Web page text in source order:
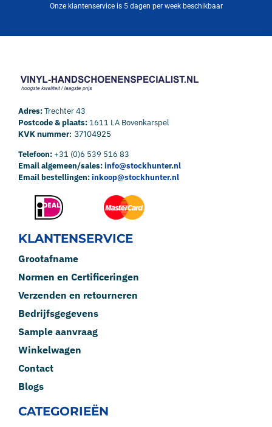
Onze klantenservice is 5 dagen per week beschikbaar
Adres:Trechter 43
Postcode & plaats: 1611 LA Bovenkarspel
KVK nummer: 37104925
Telefoon:+31 (0)6 539 516 83
Email algemeen/sales:info@stockhunter.nl
Email bestellingen:inkoop@stockhunter.nl
KLANTENSERVICE
Grootafname
Normen en Certificeringen
Verzenden en retourneren
Bedrijfsgegevens
Sample aanvraag
Winkelwagen
Contact
Blogs
CATEGORIEËN